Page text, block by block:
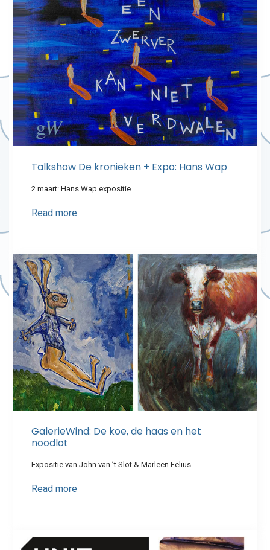
Talkshow De kronieken + Expo: Hans Wap
2 maart: Hans Wap expositie
Read more
GalerieWind: De koe, de haas en het
noodlot
Expositie van John van ’t Slot & Marleen Felius
Read more